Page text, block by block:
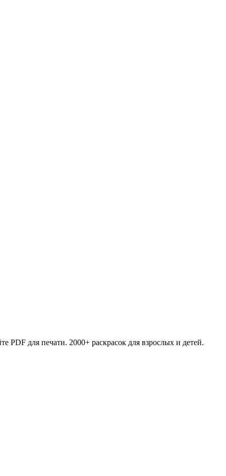
PDF для печати. 2000+ раскрасок для взрослых и детей.